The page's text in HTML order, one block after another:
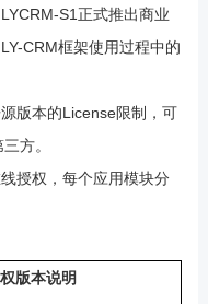
S1正式推出商业
CRM框架使用过程中的
版本的License限制，可
方。
授权，每个应用模块分
版本说明